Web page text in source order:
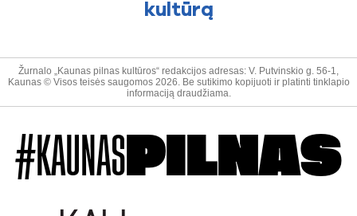
kultūrą
Žurnalo „Kaunas pilnas kultūros“ redakcijos adresas: V. Putvinskio g. 56-1,
Kaunas © Visos teisės saugomos 2026. Be sutikimo kopijuoti ir platinti tinklapio
informaciją draudžiama.
#KAUNAS PILNAS